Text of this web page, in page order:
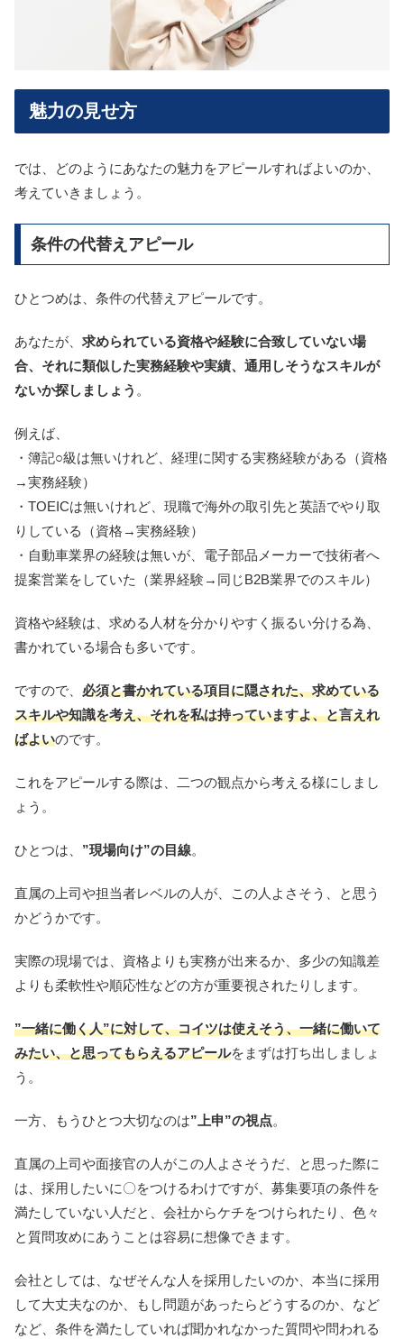
魅力の見せ方
では、どのようにあなたの魅力をアピールすればよいのか、
考えていきましょう。
条件の代替えアピール
ひとつめは、条件の代替えアピールです。
あなたが、 求められている資格や経験に合致していない場
合、 それに類似した実務経験や実績、通用しそうなスキルが
ないか探しましょう 。
例えば、
・簿記○級は無いけれど、経理に関する実務経験がある（資格
→実務経験）
・TOEICは無いけれど、 現職で海外の取引先と英語でやり取
りしている（資格→実務経験）
・自動車業界の経験は無いが、 電子部品メーカーで技術者へ
提案営業をしていた（業界経験→同じB2B業界でのスキル）
資格や経験は、求める人材を分かりやすく振るい分ける為、
書かれている場合も多いです。
ですので、 必須と書かれている項目に隠された、求めている
スキルや知識を考え、それを私は持っていますよ、と言えれ
ばよいのです。
これをアピールする際は、二つの観点から考える様にしまし
ょう。
ひとつは、 ”現場向け”の目線。
直属の上司や担当者レベルの人が、この人よさそう、と思う
かどうかです。
実際の現場では、資格よりも実務が出来るか、多少の知識差
よりも柔軟性や順応性などの方が重要視されたりします。
”一緒に働く人”に対して、コイツは使えそう、一緒に働いて
みたい、と思ってもらえるアピールをまずは打ち出しましょ
う。
一方、もうひとつ大切なのは”上申”の視点。
直属の上司や面接官の人がこの人よさそうだ、と思った際に
は、採用したいに〇をつけるわけですが、募集要項の条件を
満たしていない人だと、会社からケチをつけられたり、色々
と質問攻めにあうことは容易に想像できます。
会社としては、なぜそんな人を採用したいのか、本当に採用
して大丈夫なのか、もし問題があったらどうするのか、など
など、条件を満たしていれば聞かれなかった質問や問われる